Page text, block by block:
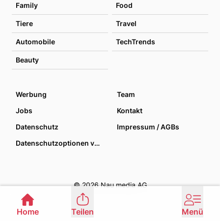
Family Food
Tiere Travel
Automobile TechTrends
Beauty
Werbung
Team
Jobs
Kontakt
Datenschutz
Impressum / AGBs
Datenschutzoptionen verwalten
© 2026 Nau media AG
Home Teilen Menü